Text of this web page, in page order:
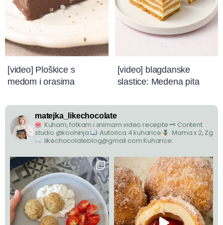
[video] Ploškice s
medom i orasima
[video] blagdanske
slastice: Medena pita
matejka_likechocolate
Kuham, fotkam i snimam video recepte🗝 Content
studio @koohinja
Autorica 4 kuharice
Mama x 2, Zg
likechocolateblog@gmail.com Kuharice: